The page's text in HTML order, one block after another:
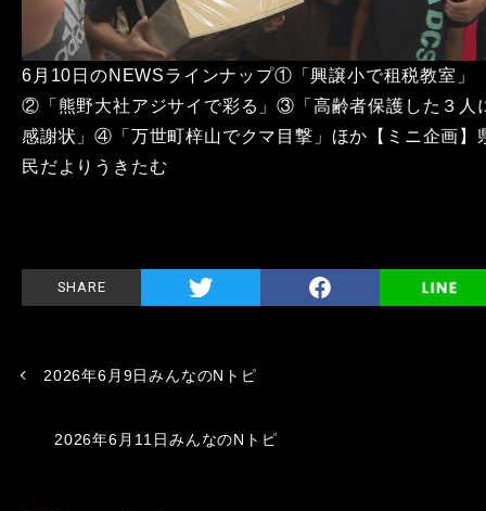
6月10日のNEWSラインナップ①「興譲小で租税教室」
②「熊野大社アジサイで彩る」③「高齢者保護した３人
感謝状」④「万世町梓山でクマ目撃」ほか【ミニ企画】
民だよりうきたむ
SHARE
2026年6月9日みんなのNトピ
2026年6月11日みんなのNトピ